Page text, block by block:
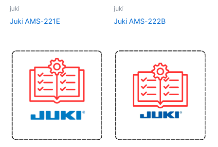
juki
Juki AMS-221E
juki
Juki AMS-222B